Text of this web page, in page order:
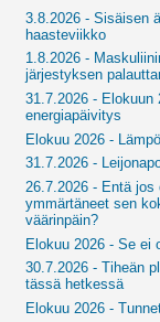
3.8.2026 - Sisäisen
haasteviikko
1.8.2026 -
järjestyksen
31.7.2026 - Elokuun
energiapäivitys
Elokuu 2026 -
31.7.2026 -
26.7.2026 - Entä jos
ymmärtäneet sen
väärinpäin?
Elokuu 2026 - Se ei
30.7.2026 - Tiheän
tässä hetkessä
Elokuu 2026 -